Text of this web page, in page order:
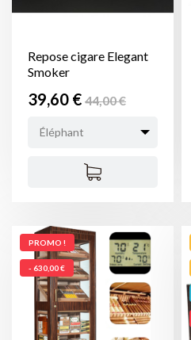
Repose cigare Elegant
Smoker
Prix
39,60 €Prix
44,00 €
Éléphant
PROMO !
- 630,00 €